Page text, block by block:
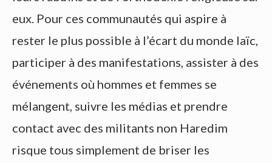
eux. Pour ces communautés qui aspire à
rester le plus possible à l’écart du monde laïc,
participer à des manifestations, assister à des
événements où hommes et femmes se
mélangent, suivre les médias et prendre
contact avec des militants non Haredim
risque tous simplement de briser les